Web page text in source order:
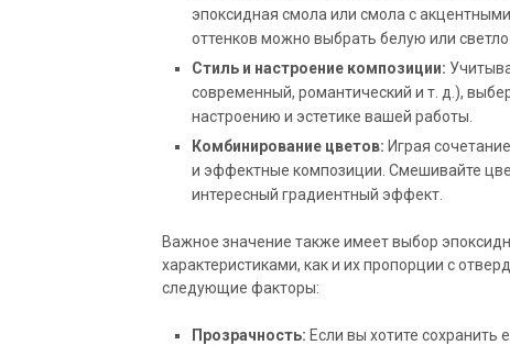
эпоксидная смола или смола с
оттенков можно выбрать белую или
Стиль и настроение композиции:
современный, романтический и т. д.),
настроению и эстетике вашей работы.
Комбинирование цветов: Играя
и эффектные композиции. Смешивайте
интересный градиентный эффект.
Важное значение также имеет выбор
характеристиками, как и их пропорции с
следующие факторы:
Прозрачность: Если вы хотите сохранить